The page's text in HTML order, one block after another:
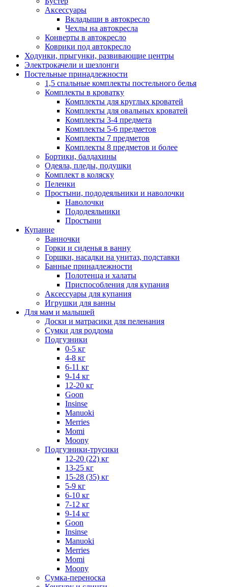
Аксессуары
Вкладыши в автокресло
Чехлы на автокресла
Конверты в автокресло
Коврики под автокресло
Ходунки, прыгунки, развивающие центры
Электрокачели и шезлонги
Постельные принадлежности
1,5 спальные комплекты постельного белья
Комплекты в кроватку
Комплекты для круглых кроватей
Комплекты для овальных кроватей
Комплекты 3-4 предмета
Комплекты 5-6 предметов
Комплекты 7 предметов
Комплекты 8 предметов и более
Бортики, балдахины
Одеяла, пледы, подушки
Комплект в коляску
Пеленки
Простыни, пододеяльники и наволочки
Наволочки
Пододеяльники
Простыни
Купание
Ванночки
Горки и сиденья в ванну
Горшки, насадки на унитаз, подставки
Банные принадлежности
Полотенца и халаты
Приспособления для купания
Аксессуары для купания
Игрушки для ванны
Для мам и малышей
Доски и матрасики для пеленания
Сумки для роддома
Подгузники
0-5 кг
4-8 кг
6-11 кг
9-14 кг
12-20 кг
Goon
Insinse
Manuoki
Merries
Momi
Moony
Подгузники-трусики
12-20 (22) кг
13-25 кг
15-28 (35) кг
5-9 кг
6-10 кг
7-12 кг
9-14 кг
Goon
Insinse
Manuoki
Merries
Momi
Moony
Сумка-переноска